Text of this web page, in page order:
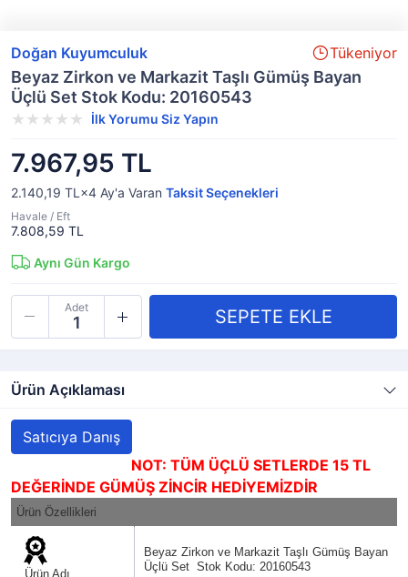
Doğan Kuyumculuk Tükeniyor
Beyaz Zirkon ve Markazit Taşlı Gümüş Bayan
Üçlü Set Stok Kodu: 20160543
İlk Yorumu Siz Yapın
7.967,95 TL
2.140,19 TL×4 Ay'a Varan Taksit Seçenekleri
Havale / Eft
7.808,59 TL
Aynı Gün Kargo
Adet
Ürün Açıklaması
Satıcıya Danış
NOT: TÜM ÜÇLÜ SETLERDE 15 TL
DEĞERİNDE GÜMÜŞ ZİNCİR HEDİYEMİZDİR
Ürün Özellikleri
Ürün Adı
Beyaz Zirkon ve Markazit Taşlı Gümüş Bayan
Üçlü Set Stok Kodu: 20160543